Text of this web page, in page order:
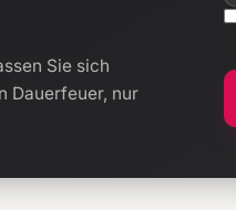
Sie sich
Dauerfeuer, nur